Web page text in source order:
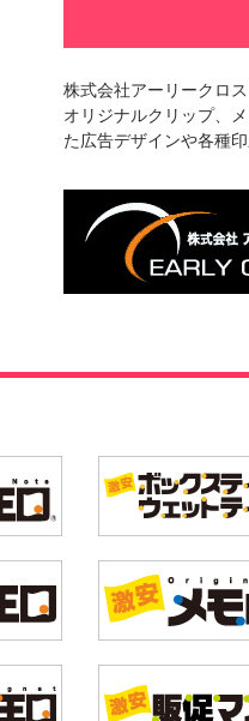
株式会社アーリークロ
オリジナルクリップ、
た広告デザインや各種